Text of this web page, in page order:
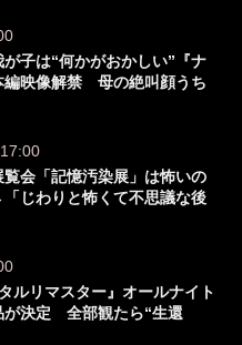
子は“何かがおかしい”『ナ
編映像解禁 母の絶叫顔うち
覧会「記憶汚染展」は怖いの
じわりと怖くて不思議な後
ルリマスター』オールナイト
が決定 全部観たら“生還